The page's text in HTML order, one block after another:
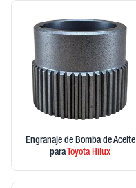
Engranaje de Bomba de Aceite
para ToyotaHilux